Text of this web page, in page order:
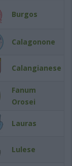
Burgos
Calagonone
Calangianese
Fanum
Orosei
Lauras
Lulese